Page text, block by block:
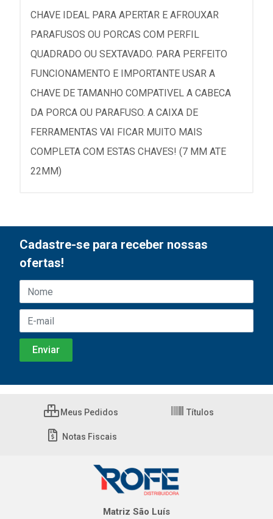
CHAVE IDEAL PARA APERTAR E AFROUXAR
PARAFUSOS OU PORCAS COM PERFIL
QUADRADO OU SEXTAVADO. PARA PERFEITO
FUNCIONAMENTO E IMPORTANTE USAR A
CHAVE DE TAMANHO COMPATIVEL A CABECA
DA PORCA OU PARAFUSO. A CAIXA DE
FERRAMENTAS VAI FICAR MUITO MAIS
COMPLETA COM ESTAS CHAVES! (7 MM ATE
22MM)
Cadastre-se para receber nossas
ofertas!
Meus Pedidos Títulos
Notas Fiscais
Matriz São Luís